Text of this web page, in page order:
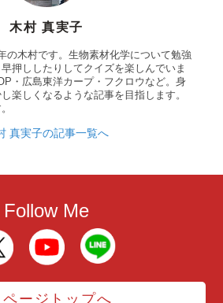
木村 真実子
の木村です。生物素材化学について勉強
押ししたりしてクイズを楽しんでいま
・広島東洋カープ・フクロウなど。身
楽しくなるような記事を目指します。
真実子の記事一覧へ
Follow Me
ページトップへ